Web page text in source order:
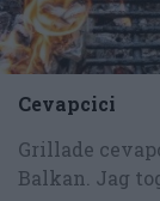
Cevapcici
Grillade
Balkan. Jag